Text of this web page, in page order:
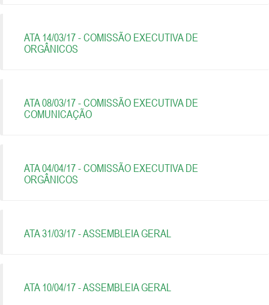
ATA 14/03/17 - COMISSÃO EXECUTIVA DE
ORGÂNICOS
ATA 08/03/17 - COMISSÃO EXECUTIVA DE
COMUNICAÇÃO
ATA 04/04/17 - COMISSÃO EXECUTIVA DE
ORGÂNICOS
ATA 31/03/17 - ASSEMBLEIA GERAL
ATA 10/04/17 - ASSEMBLEIA GERAL